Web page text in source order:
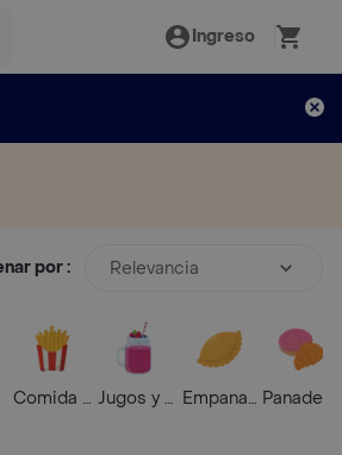
Ingreso
por : Relevancia
Comida RápidaJugos y BatidosEmpanadasPanadería